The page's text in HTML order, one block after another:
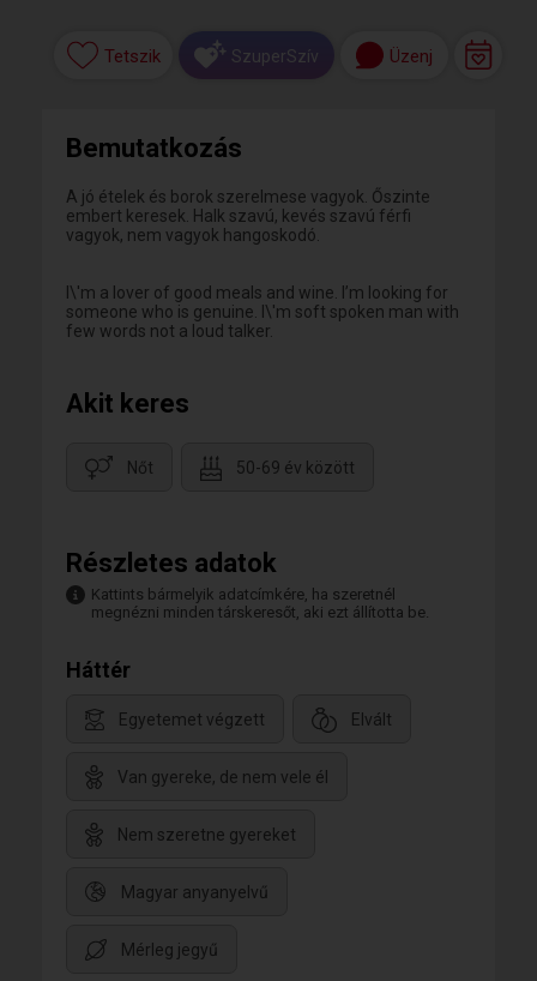
Tetszik SzuperSzív Üzenj
Bemutatkozás
A jó ételek és borok szerelmese vagyok. Őszinte
embert keresek. Halk szavú, kevés szavú férfi
vagyok, nem vagyok hangoskodó.
I\'m a lover of good meals and wine. I’m looking for
someone who is genuine. I\'m soft spoken man with
few words not a loud talker.
Akit keres
Nőt 50-69 év között
Részletes adatok
Kattints bármelyik adatcímkére, ha szeretnél
megnézni minden társkeresőt, aki ezt állította be.
Háttér
Egyetemet végzett Elvált
Van gyereke, de nem vele él
Nem szeretne gyereket
Magyar anyanyelvű
Mérleg jegyű